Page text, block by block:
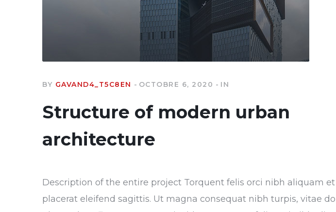
BY GAVAND4_T5C8EN OCTOBRE 6, 2020 IN
Structure of modern urban
architecture
Description of the entire project Torquent felis orci nibh aliquam
placerat eleifend sagittis. Ut magna consequat nibh turpis, vitae